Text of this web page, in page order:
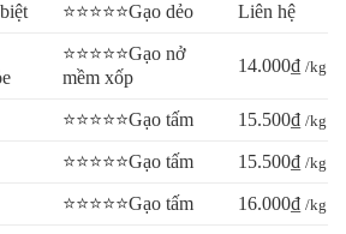
sẽ thấy lớp cám trắng đục đọng rõ trên
vẫn giữ nguyên mùi thơm ban đầu cho dù
nhiều tháng đi chăng nữa.
⭐⭐⭐⭐⭐Gạo dẻo Liên hệ
⭐⭐⭐⭐⭐Gạo nở
mềm xốp
14.000₫ /kg
⭐⭐⭐⭐⭐Gạo tấm 15.500₫ /kg
⭐⭐⭐⭐⭐Gạo tấm 15.500₫ /kg
⭐⭐⭐⭐⭐Gạo tấm 16.000₫ /kg